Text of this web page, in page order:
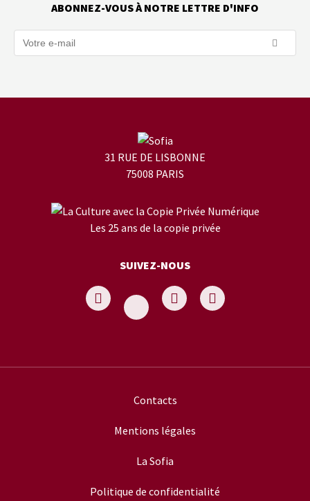
ABONNEZ-VOUS À NOTRE LETTRE D'INFO
31 RUE DE LISBONNE
75008 PARIS
Les 25 ans de la copie privée
SUIVEZ-NOUS
Contacts
Mentions légales
La Sofia
Politique de confidentialité